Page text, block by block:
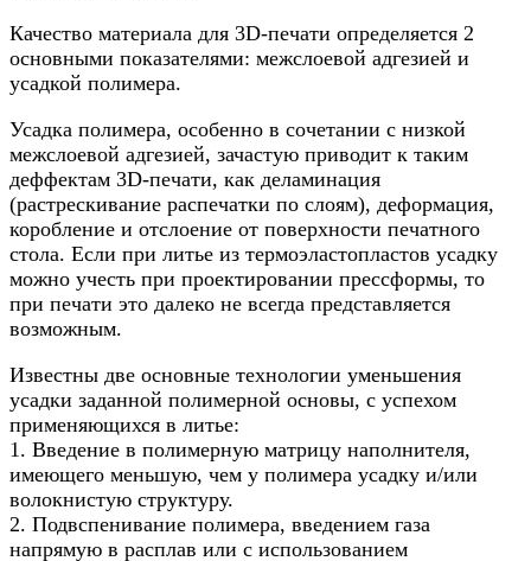
Качество материала для 3D-печати определяется 2
основными показателями: межслоевой адгезией и
усадкой полимера.
Усадка полимера, особенно в сочетании с низкой
межслоевой адгезией, зачастую приводит к таким
деффектам 3D-печати, как деламинация
(растрескивание распечатки по слоям), деформация,
коробление и отслоение от поверхности печатного
стола. Если при литье из термоэластопластов усадку
можно учесть при проектировании прессформы, то
при печати это далеко не всегда представляется
возможным.
Известны две основные технологии уменьшения
усадки заданной полимерной основы, с успехом
применяющихся в литье:
1. Введение в полимерную матрицу наполнителя,
имеющего меньшую, чем у полимера усадку и/или
волокнистую структуру.
2. Подвспенивание полимера, введением газа
напрямую в расплав или с использованием